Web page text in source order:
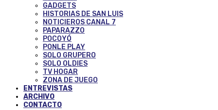
GADGETS
HISTORIAS DE SAN LUIS
NOTICIEROS CANAL 7
PAPARAZZO
POCOYÓ
PONLE PLAY
SOLO GRUPERO
SOLO OLDIES
TV HOGAR
ZONA DE JUEGO
ENTREVISTAS
ARCHIVO
CONTACTO